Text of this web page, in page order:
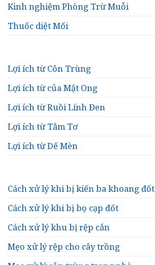
Kinh nghiệm Phòng Trừ Muỗi
Thuốc diệt Mối
Lợi ích từ Côn Trùng
Lợi ích từ của Mật Ong
Lợi ích từ Ruồi Lính Đen
Lợi ích từ Tằm Tơ
Lợi ích từ Dế Mèn
Cách xử lý khi bị kiến ba khoang đốt
Cách xử lý khi bị bọ cạp đốt
Cách xử lý khu bị rệp cắn
Mẹo xử lý rệp cho cây trồng